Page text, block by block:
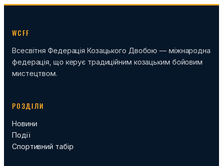
WCFF
Всесвітня Федерація Козацького Двобою — міжнародна
федерація, що керує традиційним козацьким бойовим
мистецтвом.
РОЗДІЛИ
Новини
Події
Спортивний табір